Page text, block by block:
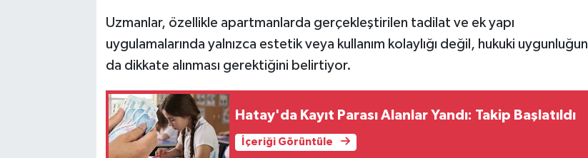
Uzmanlar, özellikle apartmanlarda gerçekleştirilen tadilat ve ek yapı
uygulamalarında yalnızca estetik veya kullanım kolaylığı değil, hukuki uygunluğun
da dikkate alınması gerektiğini belirtiyor.
Hatay'da Kayıt Parası Alanlar Yandı: Takip Başlatıldı
İçeriği Görüntüle